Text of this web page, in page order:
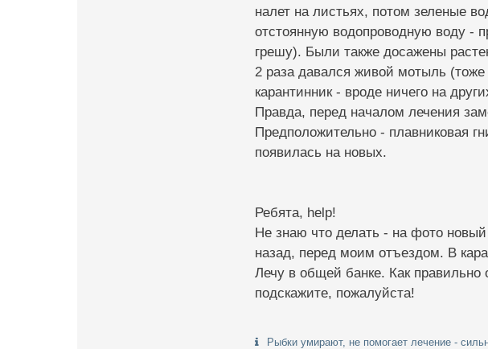
налет на листьях, потом зеленые
отстоянную водопроводную воду -
грешу). Были также досажены
2 раза давался живой мотыль
карантинник - вроде ничего на
Правда, перед началом лечения
Предположительно - плавниковая
появилась на новых.
Ребята, help!
Не знаю что делать - на фото
назад, перед моим отъездом. В
Лечу в общей банке. Как правильно
подскажите, пожалуйста!
Рыбки умирают, не помогает лечение -